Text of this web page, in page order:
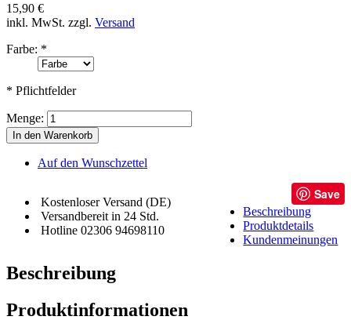
15,90 €
inkl. MwSt. zzgl. Versand
Farbe: *
* Pflichtfelder
Menge:
In den Warenkorb
Auf den Wunschzettel
Kostenloser Versand (DE)
Versandbereit in 24 Std.
Hotline 02306 94698110
Save
Beschreibung
Produktdetails
Kundenmeinungen
Beschreibung
Produktinformationen